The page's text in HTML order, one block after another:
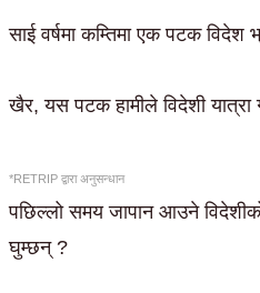
साई वर्षमा कम्तिमा एक पटक विदेश
खैर, यस पटक हामीले विदेशी यात्रा
*RETRIP द्वारा अनुसन्धान
पछिल्लो समय जापान आउने
घुम्छन् ?